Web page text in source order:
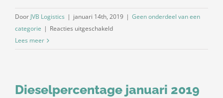
Door JVB Logistics | januari 14th, 2019 | Geen onderdeel van een
categorie | Reacties uitgeschakeldvoor
Lees meer
Dieselpercentage januari 2019